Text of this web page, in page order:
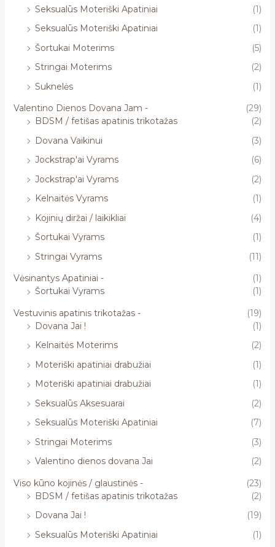
Seksualūs Moteriški Apatiniai
(1)
Seksualūs Moteriški Apatiniai
(1)
Šortukai Moterims
(5)
Stringai Moterims
(2)
Suknelės
(1)
Valentino Dienos Dovana Jam -
(29)
BDSM / fetišas apatinis trikotažas
(2)
Dovana Vaikinui
(3)
Jockstrap'ai Vyrams
(6)
Jockstrap'ai Vyrams
(2)
Kelnaitės Vyrams
(1)
Kojinių diržai / laikikliai
(4)
Šortukai Vyrams
(1)
Stringai Vyrams
(11)
Vėsinantys Apatiniai -
(1)
Šortukai Vyrams
(1)
Vestuvinis apatinis trikotažas -
(19)
Dovana Jai !
(1)
Kelnaitės Moterims
(2)
Moteriški apatiniai drabužiai
(1)
Moteriški apatiniai drabužiai
(1)
Seksualūs Aksesuarai
(2)
Seksualūs Moteriški Apatiniai
(7)
Stringai Moterims
(3)
Valentino dienos dovana Jai
(2)
Viso kūno kojinės / glaustinės -
(23)
BDSM / fetišas apatinis trikotažas
(2)
Dovana Jai !
(19)
Seksualūs Moteriški Apatiniai
(1)